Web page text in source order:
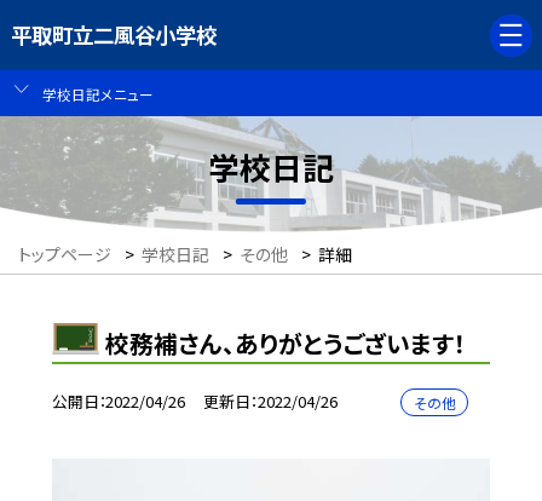
平取町立二風谷小学校
学校日記メニュー
学校日記
トップページ > 学校日記 > その他 > 詳細
校務補さん、ありがとうございます！
公開日 2022/04/26 更新日 2022/04/26 その他